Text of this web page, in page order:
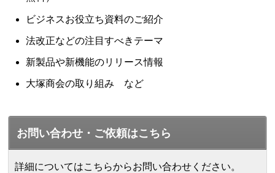
ビジネスお役立ち資料のご紹介
法改正などの注目すべきテーマ
新製品や新機能のリリース情報
大塚商会の取り組み など
お問い合わせ・ご依頼はこちら
詳細についてはこちらからお問い合わせください。